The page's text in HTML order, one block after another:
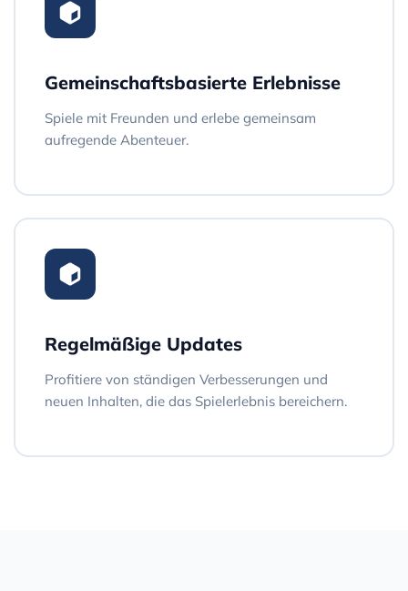
Gemeinschaftsbasierte Erlebnisse
Spiele mit Freunden und erlebe gemeinsam
aufregende Abenteuer.
Regelmäßige Updates
Profitiere von ständigen Verbesserungen und
neuen Inhalten, die das Spielerlebnis bereichern.